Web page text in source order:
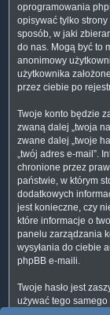
oprogramowania
opisywać tylko
sposób, w jaki
do nas. Mogą być to
anonimowy
użytkownika
przez ciebie po
Twoje konto będzie
zwaną dalej „twoja
zwane dalej „twoje
„twój adres e-mail”.
chronione przez
państwie, w którym
dodatkowych
jest konieczne, czy
które informacje o
panelu zarządzania
wysyłania do ciebie
phpBB e-maili.
Twoje hasło jest
używać tego samego